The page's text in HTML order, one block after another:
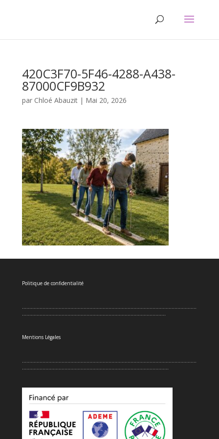
420C3F70-5F46-4288-A438-
87000CF9B932
par Chloé Abauzit| Mai 20, 2026
Politique de confidentialité
.......................................................................................................................
..................................................................................................
Mentions Légales
.......................................................................................................................
....................................................................................................